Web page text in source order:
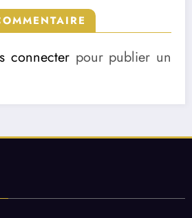
connecter pour publier un